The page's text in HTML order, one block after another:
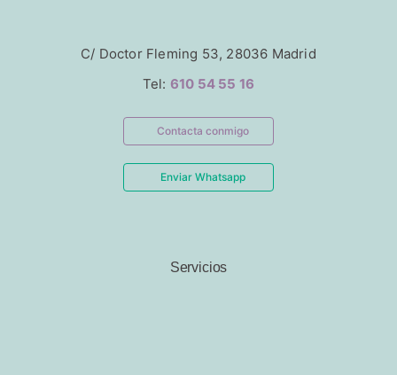
C/ Doctor Fleming 53, 28036 Madrid
Tel: 610 54 55 16
Contacta conmigo
Enviar Whatsapp
Servicios